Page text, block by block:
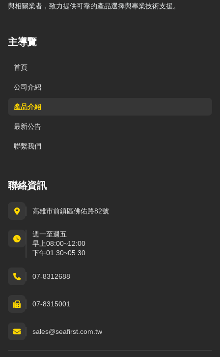
與相關業者，致力提供可靠的產品選擇與專業技術支援。
主導覽
首頁
公司介紹
產品介紹
最新公告
聯繫我們
聯絡資訊
高雄市前鎮區佛佑路82號
週一至週五
早上08:00~12:00
下午01:30~05:30
07-8312688
07-8315001
sales@seafirst.com.tw